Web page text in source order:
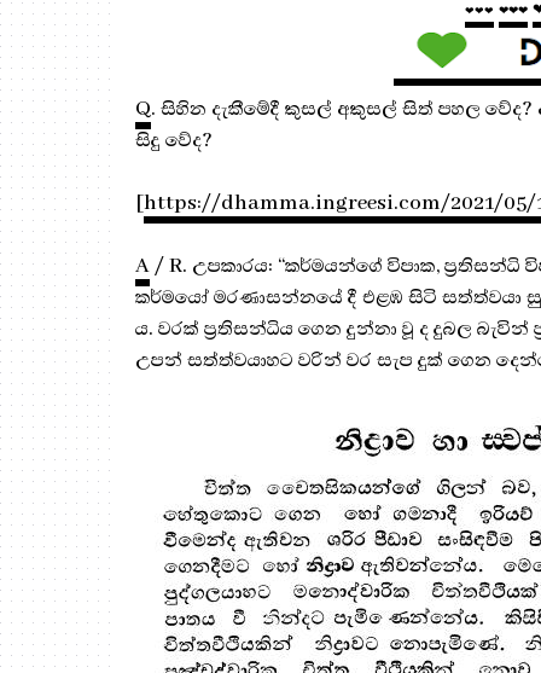
❤❤❤ ❤❤❤
Q. සිහින දැකීමේදී කුසල් අකුසල් සිත් පහල
සිදු වේද?
[https://dhamma.ingreesi.com/2021/05/
A / R. උපකාරය: “කර්මයන්ගේ විපාක, ප්‍ර‍තිසන්ධි
කර්මයෝ මරණාසන්නයේ දී එළඹ සිටි සත්ත්වයා
ය. වරක් ප්‍ර‍තිසන්ධිය ගෙන දුන්නා වූ ද දුබල
උපන් සත්ත්වයාහට වරින් වර සැප දුක් ගෙන